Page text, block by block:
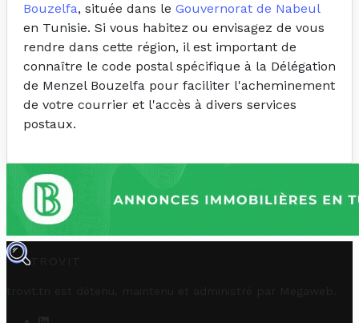
Bouzelfa, située dans le Gouvernorat de Nabeul
en Tunisie. Si vous habitez ou envisagez de vous
rendre dans cette région, il est important de
connaître le code postal spécifique à la Délégation
de Menzel Bouzelfa pour faciliter l'acheminement
de votre courrier et l'accès à divers services
postaux.
TROVIT
trovit.tn est détenu, maintenu et administré par Megaweb